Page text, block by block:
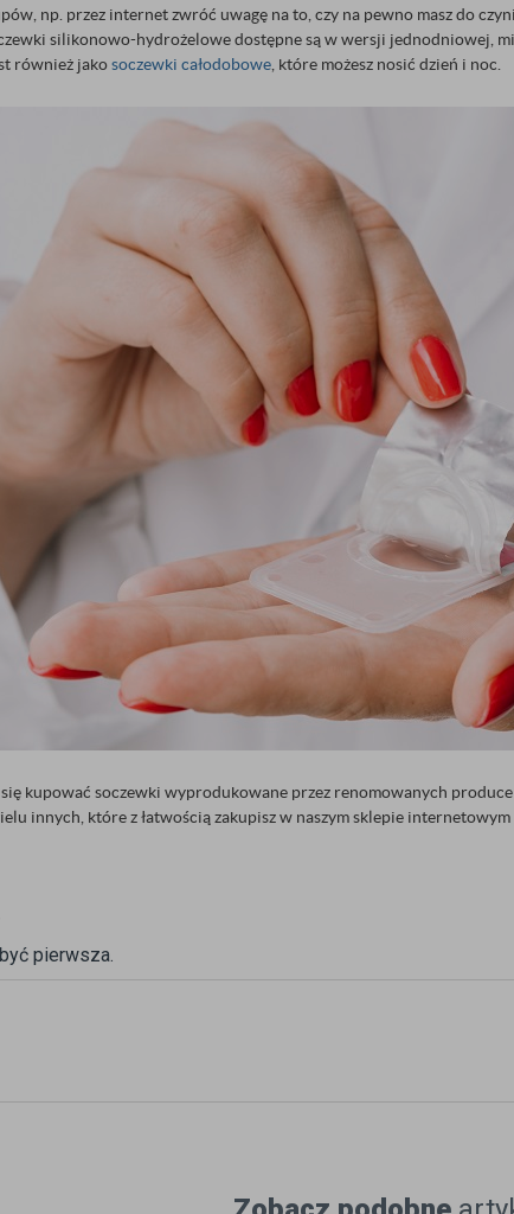
np. przez internet zwróć uwagę na to, czy na pewno masz do
silikonowo-hydrożelowe dostępne są w wersji jednodniowej,
również jakosoczewki całodobowe, które możesz nosić dzień i noc.
się kupować soczewki wyprodukowane przez renomowanych
innych, które z łatwością zakupisz w naszym sklepie
pierwsza.